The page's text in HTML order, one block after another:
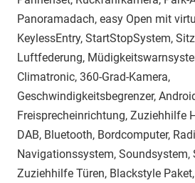
Panoramadach, easy Open mit
KeylessEntry, StartStopSystem,
Luftfederung,
Climatronic, 360-Grad-Kamera,
Geschwindigkeitsbegrenzer,
Freisprecheinrichtung, Zuziehhilfe
DAB, Bluetooth, Bordcomputer,
Navigationssystem, Soundsystem,
Zuziehhilfe Türen, Blackstyle Paket,